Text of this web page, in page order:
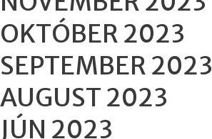
OKTÓBER 2023
SEPTEMBER 2023
AUGUST 2023
JÚN 2023